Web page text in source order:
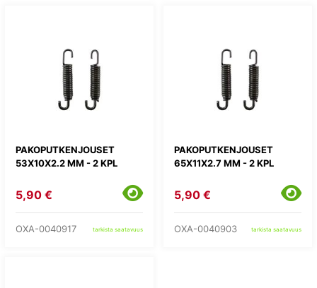
PAKOPUTKENJOUSET
53X10X2.2 MM - 2 KPL
5,90 €
OXA-0040917 tarkista saatavuus
PAKOPUTKENJOUSET
65X11X2.7 MM - 2 KPL
5,90 €
OXA-0040903 tarkista saatavuus